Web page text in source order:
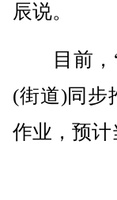
辰说。
目前，“
(街道)同步
作业，预